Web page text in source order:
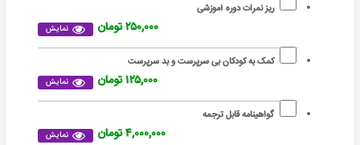
ریز نمرات دوره آموزشی
نمایش ۲۵۰,۰۰۰ تومان
کمک به کودکان بی سرپرست و بد سرپرست
نمایش ۱۲۵,۰۰۰ تومان
گواهینامه قابل ترجمه
نمایش ۴,۰۰۰,۰۰۰ تومان